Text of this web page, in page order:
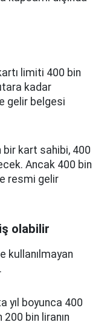
limiti 400 bin
kadar
gelir belgesi
bir kart sahibi, 400
Ancak 400 bin
resmi gelir
olabilir
kullanılmayan
yıl boyunca 400
bin liranın